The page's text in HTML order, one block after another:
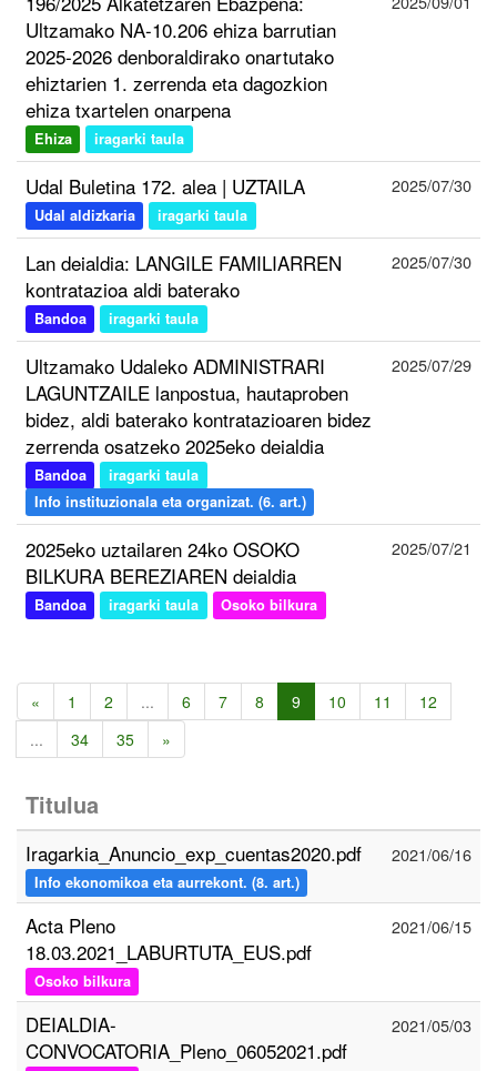
Ultzamako NA-10.206 ehiza barrutian
2025-2026 denboraldirako onartutako
ehiztarien 1. zerrenda eta dagozkion
ehiza txartelen onarpena
Ehiza iragarki taula
Udal Buletina 172. alea | UZTAILA
Udal aldizkaria iragarki taula
2025/07/30
Lan deialdia: LANGILE FAMILIARREN
kontratazioa aldi baterako
Bandoa iragarki taula
2025/07/30
Ultzamako Udaleko ADMINISTRARI
LAGUNTZAILE lanpostua, hautaproben
bidez, aldi baterako kontratazioaren bidez
zerrenda osatzeko 2025eko deialdia
Bandoa
iragarki taula
Info instituzionala eta organizat. (6. art.)
2025/07/29
2025eko uztailaren 24ko OSOKO
BILKURA BEREZIAREN deialdia
Bandoa iragarki taula Osoko bilkura
2025/07/21
« 1 2 ... 6 7 8 9 10 11
12
...
34 35 »
Titulua
Iragarkia_Anuncio_exp_cuentas2020.pdf
Info ekonomikoa eta aurrekont. (8. art.)
2021/06/16
Acta Pleno
18.03.2021_LABURTUTA_EUS.pdf
Osoko bilkura
2021/06/15
DEIALDIA-
CONVOCATORIA_Pleno_06052021.pdf
2021/05/03